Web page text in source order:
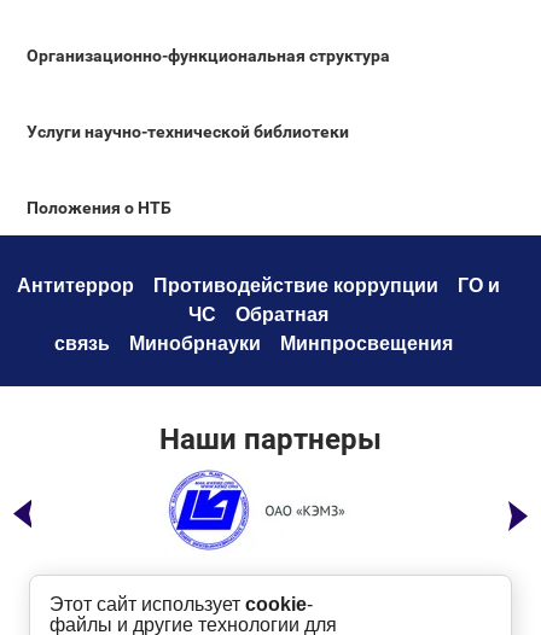
Организационно-функциональная структура
Услуги научно-технической библиотеки
Положения о НТБ
Антитеррор Противодействие коррупции
ГО и
ЧС
Обратная
связь
Минобрнауки Минпросвещения
Наши партнеры
Этот сайт использует cookie-
файлы и другие технологии для